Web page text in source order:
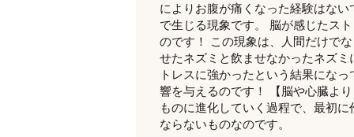
によりお腹が痛くなった経験はな
で生じる現象です。 脳が感じたス
のです！ この現象は、人間だけで
せたネズミと飲ませなかったネズ
トレスに強かったという結果にな
響を与えるのです！ 【脳や心臓よ
ものに進化していく過程で、最初
ならないものなのです。